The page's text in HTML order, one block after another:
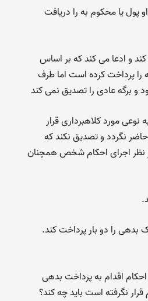
یا محکوم به را دریافت
و ادعا می کند که بر اساس
را پرداخت کرده است اما طرف
و برگه عادی را تصدیق نمی کند
مورد کلاهبرداری قرار
نگردد و تصدیق نکند که
نظر اجرای احکام شخص همچنان
را دو بار پرداخت کند.
اقدام به پرداخت بدهی
نگرفته است باید چه کند؟